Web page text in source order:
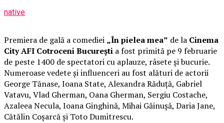
native
Premiera de gală a comediei „În pielea mea” de la Cinema
City AFI Cotroceni București a fost primită pe 9 februarie
de peste 1400 de spectatori cu aplauze, râsete și bucurie.
Numeroase vedete și influenceri au fost alături de actorii
George Tănase, Ioana State, Alexandra Răduță, Gabriel
Vatavu, Vlad Gherman, Oana Gherman, Sergiu Costache,
Azaleea Necula, Ioana Ginghină, Mihai Găinușă, Daria Jane,
Cătălin Coșarcă și Toto Dumitrescu.